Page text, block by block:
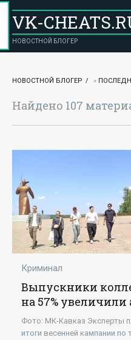
VK-
НОВОСТНОЙ БЛОГЕР
НОВОСТНОЙ БЛОГЕР »
Найдено 107
Криминал
Выпускники
на 57%
рынке труда -
Фото: МК-Кавказ Эксперты
итоги весенней кампании